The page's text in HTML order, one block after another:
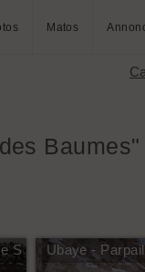
Matos
Baumes"
S Ubaye -